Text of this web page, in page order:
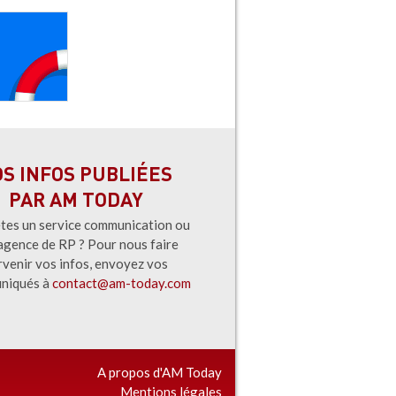
INFOS PUBLIÉES
PAR AM TODAY
un service communication ou
de RP ? Pour nous faire
vos infos, envoyez vos
à contact@am-today.com
A propos d'AM Today
Mentions légales